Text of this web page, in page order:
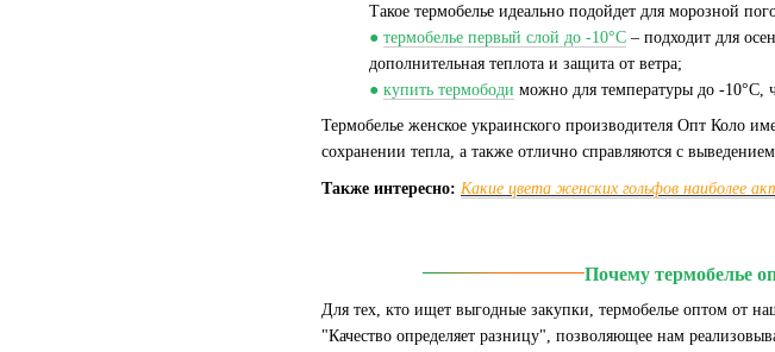
Такое термобелье идеально подойдет для морозной
● термобелье первый слой до -10°C – подходит для
дополнительная теплота и защита от ветра;
● купить термободи можно для температуры до -10°C,
Термобелье женское украинского производителя Опт Коло
сохранении тепла, а также отлично справляются с
Также интересно: Какие цвета женских гольфов наиболее
Почему термобелье
Для тех, кто ищет выгодные закупки, термобелье оптом от
"Качество определяет разницу", позволяющее нам